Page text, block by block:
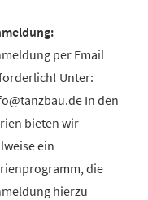
per Email
Unter:
In den
bieten wir
ein
die
hierzu